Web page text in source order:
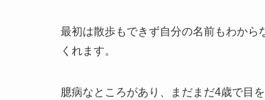
最初は散歩もできず自分の名前もわから
くれます。
臆病なところがあり、まだまだ4歳で目